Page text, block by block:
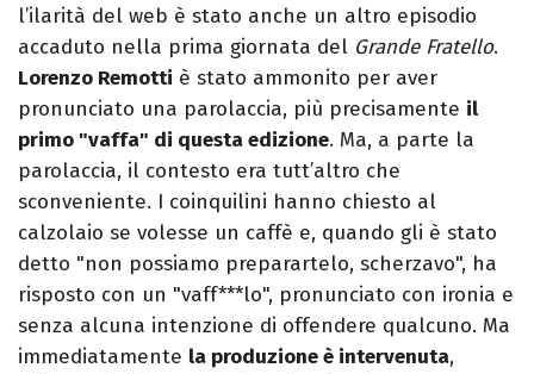
l’ilarità del web è stato anche un altro episodio
accaduto nella prima giornata del Grande Fratello.
Lorenzo Remotti è stato ammonito per aver
pronunciato una parolaccia, più precisamente il
primo "vaffa" di questa edizione. Ma, a parte la
parolaccia, il contesto era tutt’altro che
sconveniente. I coinquilini hanno chiesto al
calzolaio se volesse un caffè e, quando gli è stato
detto "non possiamo preparartelo, scherzavo", ha
risposto con un "vaff***lo", pronunciato con ironia e
senza alcuna intenzione di offendere qualcuno. Ma
immediatamente la produzione è intervenuta,